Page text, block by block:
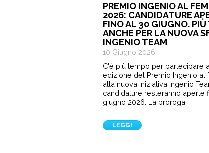
PREMIO INGENIO AL
2026: CANDIDATURE
FINO AL 30 GIUGNO. PIÙ
ANCHE PER LA NUOVA
INGENIO TEAM
10 Giugno 2026
C'è più tempo per partecipare
edizione del Premio Ingenio al
alla nuova iniziativa Ingenio
candidature resteranno aperte
giugno 2026. La proroga…
LEGGI